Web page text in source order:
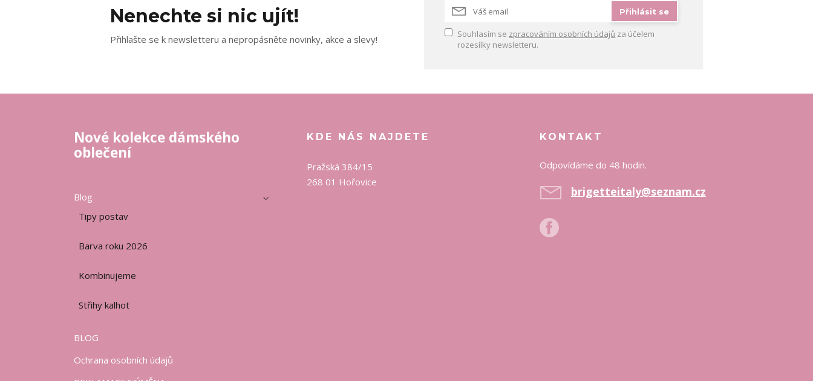
Nenechte si nic ujít!
Přihlašte se k newsletteru a nepropásněte novinky, akce a slevy!
Přihlásit se
Souhlasím se zpracováním osobních údajů za účelem
rozesílky newsletteru.
Nové kolekce dámského
oblečení
Blog
Tipy postav
Barva roku 2026
Kombinujeme
Střihy kalhot
BLOG
Ochrana osobních údajů
KDE NÁS NAJDETE
Pražská 384/15
268 01 Hořovice
KONTAKT
Odpovídáme do 48 hodin.
brigetteitaly@seznam.cz